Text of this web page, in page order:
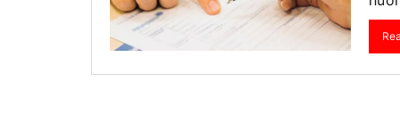
Visa Ấn Độ
Visa Dubai